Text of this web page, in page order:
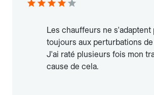
Les chauffeurs ne s'adaptent
toujours aux perturbations
J'ai raté plusieurs fois mon
cause de cela.